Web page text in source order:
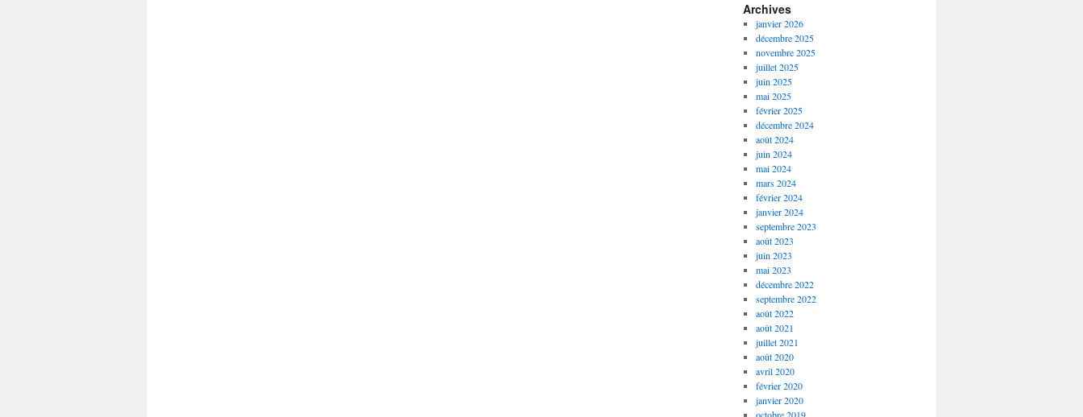
Archives
janvier 2026
décembre 2025
novembre 2025
juillet 2025
juin 2025
mai 2025
février 2025
décembre 2024
août 2024
juin 2024
mai 2024
mars 2024
février 2024
janvier 2024
septembre 2023
août 2023
juin 2023
mai 2023
décembre 2022
septembre 2022
août 2022
août 2021
juillet 2021
août 2020
avril 2020
février 2020
janvier 2020